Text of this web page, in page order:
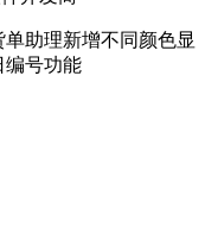
单助理新增不同颜色显
编号功能